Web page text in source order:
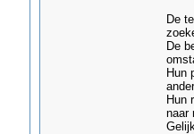
De
De
Hun
Hun
naar